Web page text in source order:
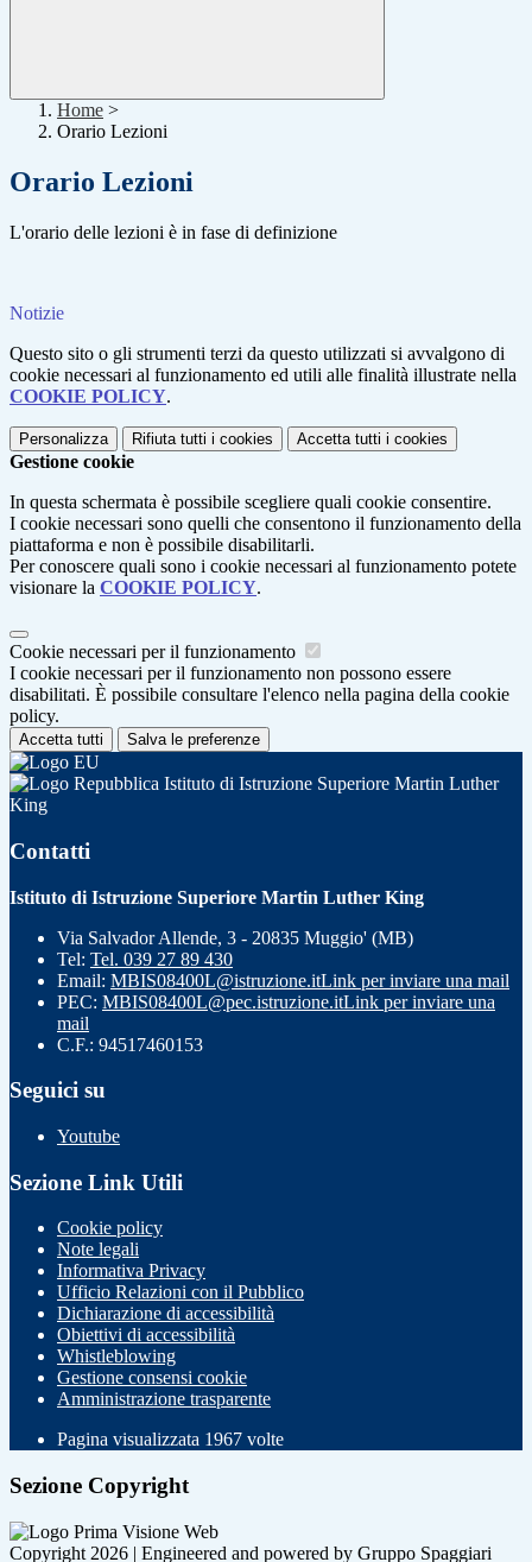
Home >
Orario Lezioni
Orario Lezioni
L'orario delle lezioni è in fase di definizione
Notizie
Questo sito o gli strumenti terzi da questo utilizzati si avvalgono di
cookie necessari al funzionamento ed utili alle finalità illustrate nella
COOKIE POLICY.
Personalizza Rifiuta tutti i cookies Accetta tutti i cookies
Gestione cookie
In questa schermata è possibile scegliere quali cookie consentire.
I cookie necessari sono quelli che consentono il funzionamento della
piattaforma e non è possibile disabilitarli.
Per conoscere quali sono i cookie necessari al funzionamento potete
visionare la COOKIE POLICY.
Cookie necessari per il funzionamento
I cookie necessari per il funzionamento non possono essere
disabilitati. È possibile consultare l'elenco nella pagina della cookie
policy.
Accetta tutti Salva le preferenze
Istituto di Istruzione Superiore Martin Luther
King
Contatti
Istituto di Istruzione Superiore Martin Luther King
Via Salvador Allende, 3 - 20835 Muggio' (MB)
Tel: Tel. 039 27 89 430
Email: MBIS08400L@istruzione.itLink per inviare una mail
PEC: MBIS08400L@pec.istruzione.itLink per inviare una
mail
C.F.: 94517460153
Seguici su
Youtube
Sezione Link Utili
Cookie policy
Note legali
Informativa Privacy
Ufficio Relazioni con il Pubblico
Dichiarazione di accessibilità
Obiettivi di accessibilità
Whistleblowing
Gestione consensi cookie
Amministrazione trasparente
Pagina visualizzata 1967 volte
Sezione Copyright
Copyright 2026 | Engineered and powered by Gruppo Spaggiari